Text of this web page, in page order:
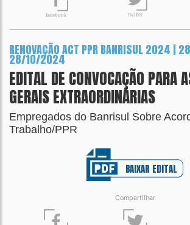
facebook twitter
RENOVAÇÃO ACT PPR BANRISUL 2024
28/10/2024
EDITAL DE CONVOCAÇÃO PARA
GERAIS EXTRAORDINÁRIAS
Empregados do Banrisul Sobre
Trabalho/PPR
BAIXAR EDITAL
Compartilhar